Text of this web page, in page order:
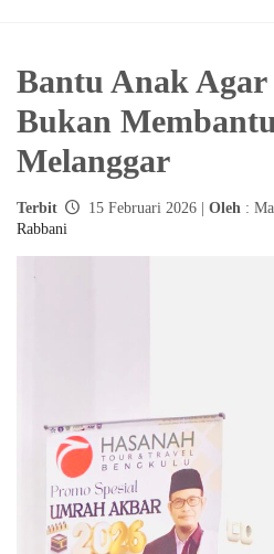
Bantu Anak
Bukan
Melanggar
Terbit 15 Februari 2026 | Oleh:
Rabbani